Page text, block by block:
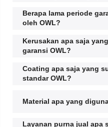
Berapa lama periode
oleh OWL?
Kerusakan apa saja
garansi OWL?
Coating apa saja yang
standar OWL?
Material apa yang
Layanan purna jual apa